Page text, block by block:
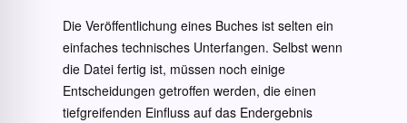
Die Veröffentlichung eines Buches ist selten ein
einfaches technisches Unterfangen. Selbst wenn
die Datei fertig ist, müssen noch einige
Entscheidungen getroffen werden, die einen
tiefgreifenden Einfluss auf das Endergebnis